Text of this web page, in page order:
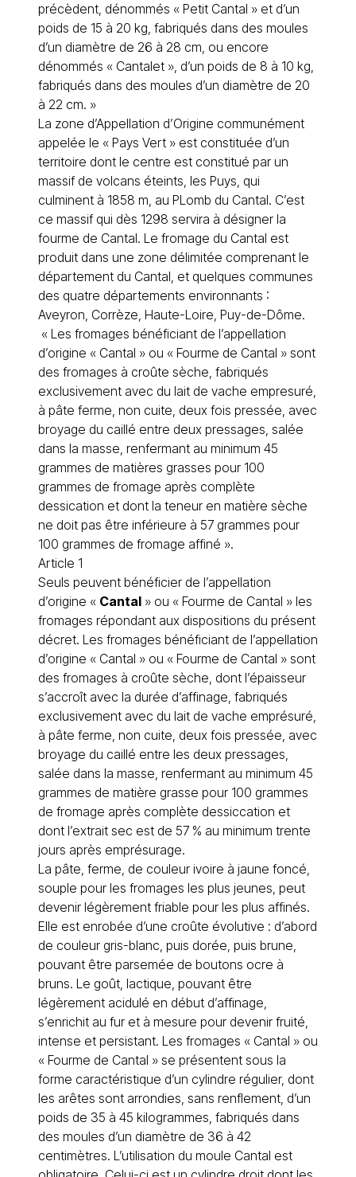
précèdent, dénommés « Petit Cantal » et d’un
poids de 15 à 20 kg, fabriqués dans des moules
d’un diamètre de 26 à 28 cm, ou encore
dénommés « Cantalet », d’un poids de 8 à 10 kg,
fabriqués dans des moules d’un diamètre de 20
à 22 cm. »
La zone d’Appellation d’Origine communément
appelée le « Pays Vert » est constituée d’un
territoire dont le centre est constitué par un
massif de volcans éteints, les Puys, qui
culminent à 1858 m, au PLomb du Cantal. C’est
ce massif qui dès 1298 servira à désigner la
fourme de Cantal. Le fromage du Cantal est
produit dans une zone délimitée comprenant le
département du Cantal, et quelques communes
des quatre départements environnants :
Aveyron, Corrèze, Haute-Loire, Puy-de-Dôme.
« Les fromages bénéficiant de l’appellation
d’origine « Cantal » ou « Fourme de Cantal » sont
des fromages à croûte sèche, fabriqués
exclusivement avec du lait de vache empresuré,
à pâte ferme, non cuite, deux fois pressée, avec
broyage du caillé entre deux pressages, salée
dans la masse, renfermant au minimum 45
grammes de matières grasses pour 100
grammes de fromage après complète
dessication et dont la teneur en matière sèche
ne doit pas être inférieure à 57 grammes pour
100 grammes de fromage affiné ».
Article 1
Seuls peuvent bénéficier de l’appellation
d’origine « Cantal » ou « Fourme de Cantal » les
fromages répondant aux dispositions du présent
décret. Les fromages bénéficiant de l’appellation
d’origine « Cantal » ou « Fourme de Cantal » sont
des fromages à croûte sèche, dont l’épaisseur
s’accroît avec la durée d’affinage, fabriqués
exclusivement avec du lait de vache emprésuré,
à pâte ferme, non cuite, deux fois pressée, avec
broyage du caillé entre les deux pressages,
salée dans la masse, renfermant au minimum 45
grammes de matière grasse pour 100 grammes
de fromage après complète dessiccation et
dont l’extrait sec est de 57 % au minimum trente
jours après emprésurage.
La pâte, ferme, de couleur ivoire à jaune foncé,
souple pour les fromages les plus jeunes, peut
devenir légèrement friable pour les plus affinés.
Elle est enrobée d’une croûte évolutive : d’abord
de couleur gris-blanc, puis dorée, puis brune,
pouvant être parsemée de boutons ocre à
bruns. Le goût, lactique, pouvant être
légèrement acidulé en début d’affinage,
s’enrichit au fur et à mesure pour devenir fruité,
intense et persistant. Les fromages « Cantal » ou
« Fourme de Cantal » se présentent sous la
forme caractéristique d’un cylindre régulier, dont
les arêtes sont arrondies, sans renflement, d’un
poids de 35 à 45 kilogrammes, fabriqués dans
des moules d’un diamètre de 36 à 42
centimètres. L’utilisation du moule Cantal est